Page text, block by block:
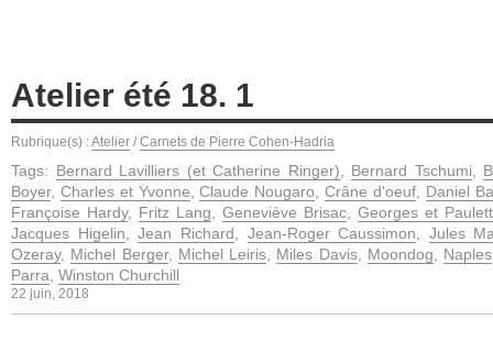
Atelier été 18. 1
Rubrique(s) :Atelier / Carnets de Pierre Cohen-Hadria
Tags: Bernard Lavilliers (et Catherine Ringer) Bernard Tschumi
Boyer, Charles et Yvonne ,Claude Nougaro ,Crâne d'oeuf
Daniel
Françoise Hardy, Fritz Lang Geneviève Brisac
Georges et
Jacques Higelin ,Jean Richard Jean-Roger Caussimon
Jules
Ozeray, Michel Berger, Michel Leiris Miles Davis, Moondog Naples
Parra Winston Churchill
22 juin, 2018